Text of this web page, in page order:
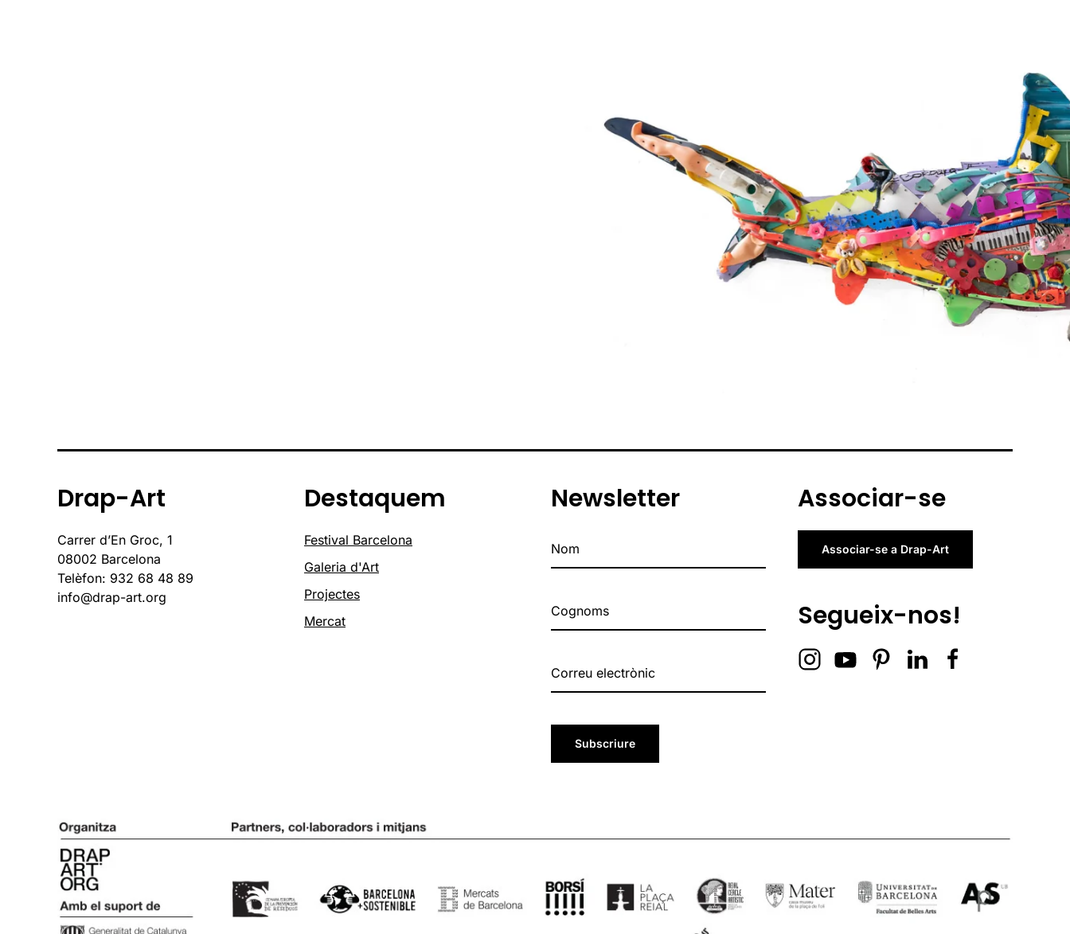
Drap-Art
Carrer d’En Groc, 1
08002 Barcelona
Telèfon: 932 68 48 89
info@drap-art.org
Destaquem
Festival Barcelona
Galeria d'Art
Projectes
Mercat
Newsletter
Subscriure
Associar-se
Associar-se a Drap-Art
Segueix-nos!